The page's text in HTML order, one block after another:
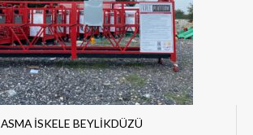
ASMA İSKELE BEYLİKDÜZÜ